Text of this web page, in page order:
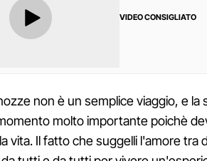
VIDEO CONSIGLIATO
non è un semplice viaggio, e
molto importante poichè
vita. Il fatto che suggelli l'amore tra